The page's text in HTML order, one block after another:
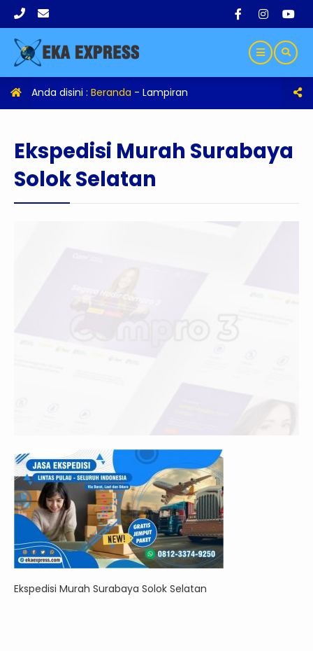
Anda disini : Beranda - Lampiran
Ekspedisi Murah Surabaya
Solok Selatan
Ekspedisi Murah Surabaya Solok Selatan